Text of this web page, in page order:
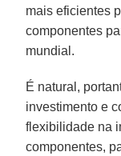
mais eficientes
componentes
mundial.
É natural,
investimento e
flexibilidade na
componentes,